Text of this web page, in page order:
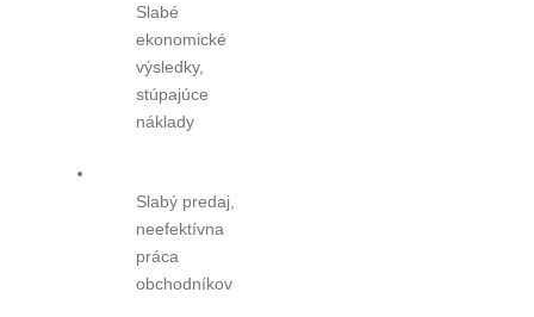
Slabé
ekonomické
výsledky,
stúpajúce
náklady
Slabý predaj,
neefektívna
práca
obchodníkov